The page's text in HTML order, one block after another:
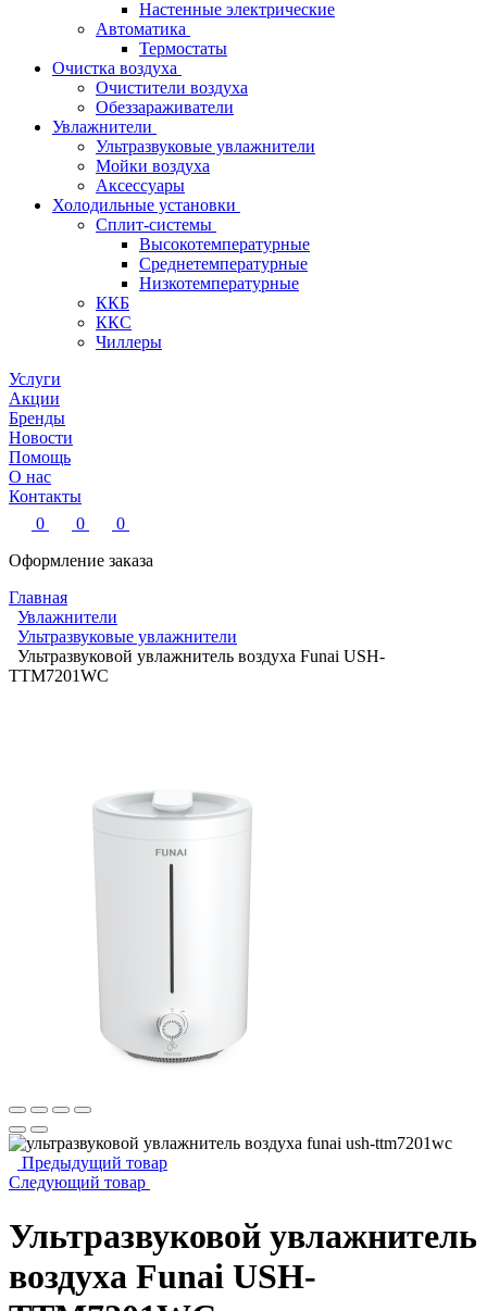
Настенные электрические
Автоматика
Термостаты
Очистка воздуха
Очистители воздуха
Обеззараживатели
Увлажнители
Ультразвуковые увлажнители
Мойки воздуха
Аксессуары
Холодильные установки
Сплит-системы
Высокотемпературные
Среднетемпературные
Низкотемпературные
ККБ
ККС
Чиллеры
Услуги
Акции
Бренды
Новости
Помощь
О нас
Контакты
0
0
0
Оформление заказа
Главная
Увлажнители
Ультразвуковые увлажнители
Ультразвуковой увлажнитель воздуха Funai USH-
TTM7201WC
Предыдущий товар
Следующий товар
Ультразвуковой увлажнитель
воздуха Funai USH-